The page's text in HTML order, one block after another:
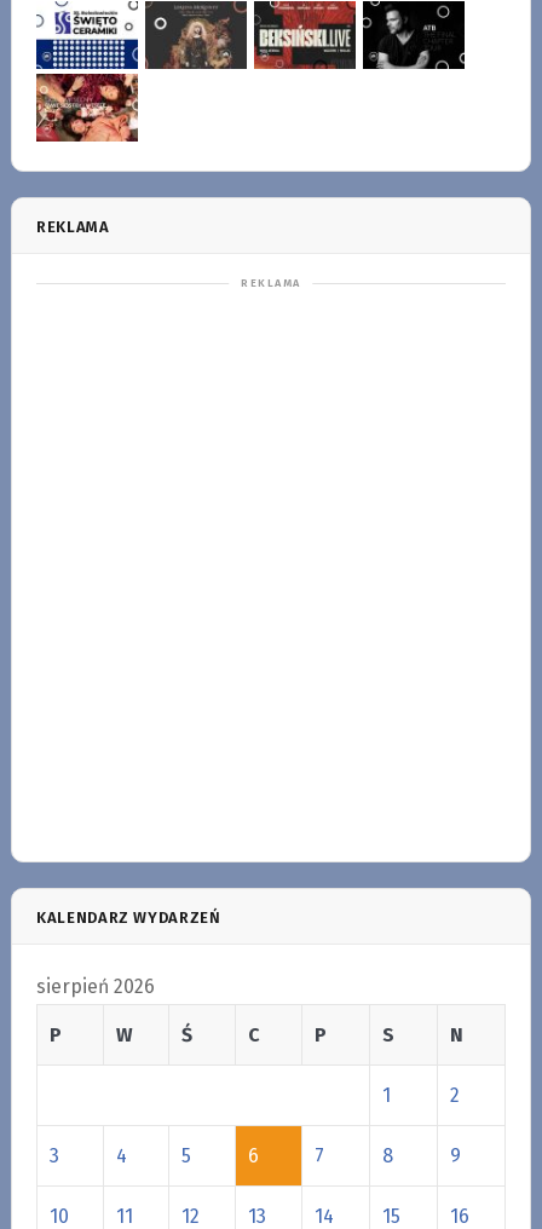
REKLAMA
KALENDARZ WYDARZEŃ
sierpień 2026
P W Ś C P S N
1 2
3 4 5 6 7 8 9
10 11 12 13 14 15 16